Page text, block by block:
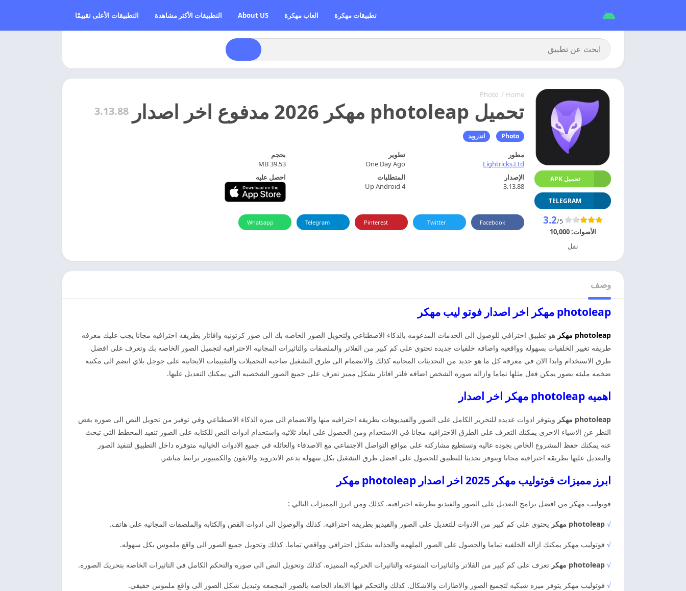
تطبيقات مهكرة العاب مهكرة About US التطبيقات الأكثر مشاهدة التطبيقات الأعلى تقييمًا
Home
/
Photo
تحميل photoleap مهكر 2026 مدفوع اخر اصدار 3.13.88
Photo اندرويد
تحميل APK
TELEGRAM
3.2/5
الأصوات:10,000
نقل
مطور
Lightricks.Ltd
تطوير
One Day Ago
بحجم
39.53 MB
الإصدار
3.13.88
المتطلبات
Up Android 4
احصل عليه
Facebook
Twitter
Pinterest
Telegram
Whatsapp
وصف
photoleap مهكر اخر اصدار فوتو ليب مهكر
photoleap مهكر
هو تطبيق احترافي للوصول الى الخدمات المدعومه بالذكاء الاصطناعي ولتحويل الصور الخاصه بك الى صور كرتونيه وافاتار بطريقه احترافيه مجانا يجب عليك معرفه
طريقه تغيير الخلفيات بسهوله وواقعيه واضافه خلفيات جديده تحتوي على كم كبير من الفلاتر والملصقات والتاثيرات المجانيه الاحترافيه لتجميل الصور الخاصه بك وتعرف على افضل
طرق الاستخدام وابدا الان في معرفه كل ما هو جديد من التحديثات المجانيه كذلك والانضمام الى طرق التشغيل صاحبه التحميلات والتقييمات الايجابيه على جوجل بلاي انضم الى مكتبه
ضخمه مليئه بصور يمكن فعل مثلها تماما وازاله صوره الشخص اضافه فلتر افاتار بشكل مميز تعرف على جميع الصور الشخصيه التي يمكنك التعديل عليها.
اهميه photoleap مهكر اخر اصدار
photoleap مهكر
ويتوفر ادوات عديده للتحرير الكامل على الصور والفيديوهات بطريقه احترافيه منها والانضمام الى ميزه الذكاء الاصطناعي وفي توفير من تحويل النص الى صوره بغض
النظر عن الاشياء الاخرى يمكنك التعرف على الطرق الاحترافيه مجانا في الاستخدام ومن الحصول على ابعاد ثلاثيه واستخدام ادوات النص للكتابه على الصور تنفيذ المخطط التي تبحث
عنه يمكنك حفظ المشروع الخاص بجوده عاليه وتستطيع مشاركته على مواقع التواصل الاجتماعي مع الاصدقاء والعائله في جميع الادوات الخياليه متوفره داخل التطبيق لتنفيذ الصور
والتعديل عليها بطريقه احترافيه مجانا ويتوفر تحديثا للتطبيق للحصول على افضل طرق التشغيل بكل سهوله يدعم الاندرويد والايفون والكمبيوتر برابط مباشر.
ابرز مميزات فوتوليب مهكر 2025 اخر اصدار photoleap مهكر
فوتوليب مهكر من افضل برامج التعديل على الصور والفيديو بطريقه احترافيه. كذلك ومن ابرز المميزات التالي :
√ photoleap مهكر يحتوي على كم كبير من الادوات للتعديل على الصور والفيديو بطريقه احترافيه. كذلك والوصول الى ادوات القص والكتابه والملصقات المجانيه على هاتف.
√ فوتوليب مهكر يمكنك ازاله الخلفيه تماما والحصول على الصور الملهمه والجذابه بشكل احترافي وواقعي تماما. كذلك وتحويل جميع الصور الى واقع ملموس بكل سهوله.
√ photoleap مهكر تعرف على كم كبير من الفلاتر والتاثيرات المتنوعه والتاثيرات الحركيه المميزه. كذلك وتحويل النص الى صوره والتحكم الكامل في التاثيرات الخاصه بتحريك الصوره.
√ فوتوليب مهكر يتوفر ميزه شبكيه لتجميع الصور والاطارات والاشكال. كذلك والتحكم فيها الابعاد الخاصه بالصور المجمعه وتبديل شكل الصور الى واقع ملموس حقيقي.